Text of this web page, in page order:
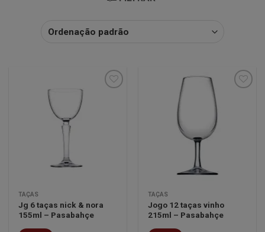
TAÇAS
Jg 6 taças nick & nora
155ml – Pasabahçe
lista de
TAÇAS
Jogo 12 taças vinho
215ml – Pasabahçe